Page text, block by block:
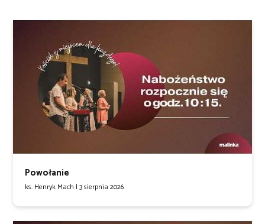
Powołanie
ks. Henryk Mach | 3 sierpnia 2026